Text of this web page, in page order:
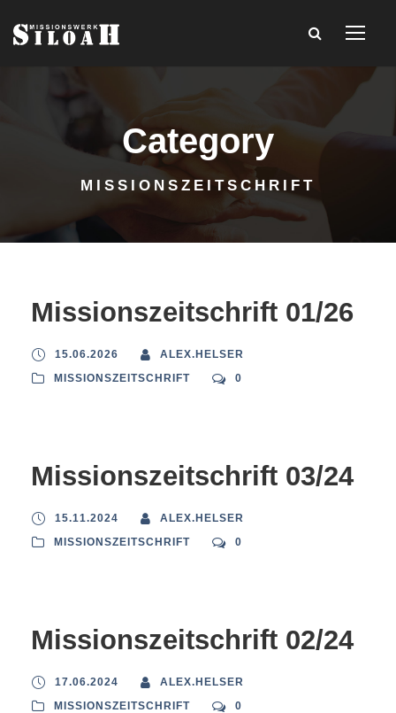
Category
MISSIONSZEITSCHRIFT
Missionszeitschrift 01/26
15.06.2026
ALEX.HELSER
MISSIONSZEITSCHRIFT
0
Missionszeitschrift 03/24
15.11.2024
ALEX.HELSER
MISSIONSZEITSCHRIFT
0
Missionszeitschrift 02/24
17.06.2024
ALEX.HELSER
MISSIONSZEITSCHRIFT
0